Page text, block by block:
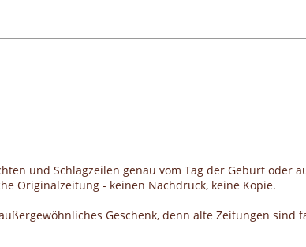
und Schlagzeilen genau vom Tag der Geburt oder
Originalzeitung - keinen Nachdruck, keine Kopie.
Geschenk, denn alte Zeitungen sind